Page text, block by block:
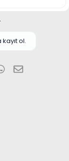
ol.
WhatsApp
E-posta